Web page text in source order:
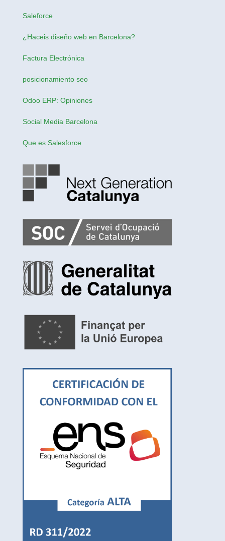
Saleforce
¿Haceis diseño web en Barcelona?
Factura Electrónica
posicionamiento seo
Odoo ERP: Opiniones
Social Media Barcelona
Que es Salesforce